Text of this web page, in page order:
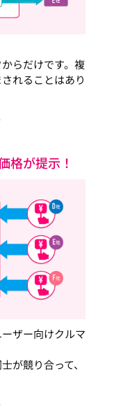
らだけです。複
れることはあり
格が提示！
ザー向けクルマ
が競り合って、